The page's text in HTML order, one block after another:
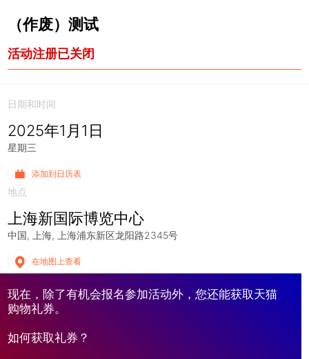
（作废）测试
活动注册已关闭
日期和时间
2025年1月1日
星期三
添加到日历表
地点
上海新国际博览中心
中国 上海 上海浦东新区龙阳路2345号
在地图上查看
现在，除了有机会报名参加活动外，您还能获取天猫
购物礼券。
如何获取礼券？